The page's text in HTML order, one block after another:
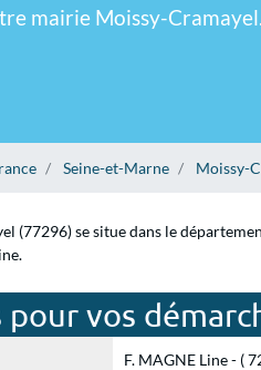
mairie Moissy-Cramayel.
Seine-et-Marne Moissy-
(77296) se situe dans le
vos
F. MAGNE Line - (